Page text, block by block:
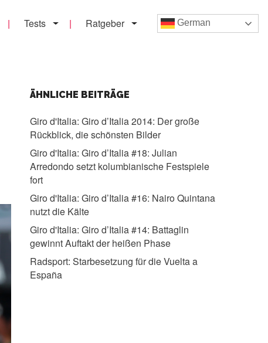
Tests Ratgeber German
ÄHNLICHE BEITRÄGE
Giro d'Italia: Giro d’Italia 2014: Der große
Rückblick, die schönsten Bilder
Giro d'Italia: Giro d’Italia #18: Julian
Arredondo setzt kolumbianische Festspiele
fort
Giro d'Italia: Giro d’Italia #16: Nairo Quintana
nutzt die Kälte
Giro d'Italia: Giro d’Italia #14: Battaglin
gewinnt Auftakt der heißen Phase
Radsport: Starbesetzung für die Vuelta a
España